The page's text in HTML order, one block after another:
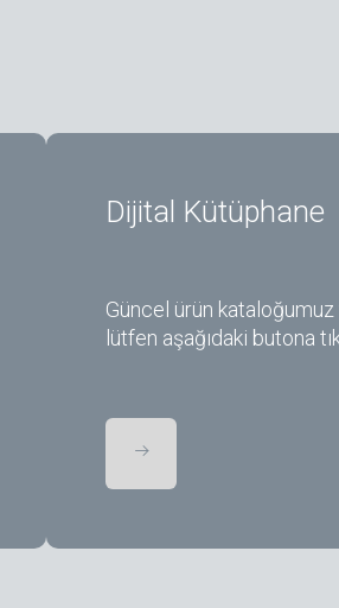
Dijital Kütüphane
Güncel ürün
lütfen aşağıdaki butona